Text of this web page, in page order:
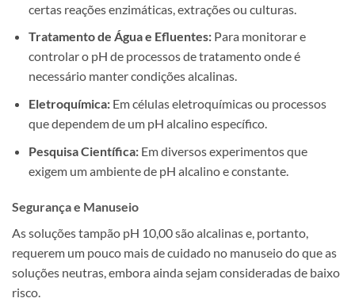
certas reações enzimáticas, extrações ou culturas.
Tratamento de Água e Efluentes:Para monitorar e
controlar o pH de processos de tratamento onde é
necessário manter condições alcalinas.
Eletroquímica:Em células eletroquímicas ou processos
que dependem de um pH alcalino específico.
Pesquisa Científica:Em diversos experimentos que
exigem um ambiente de pH alcalino e constante.
Segurança e Manuseio
As soluções tampão pH 10,00 são alcalinas e, portanto,
requerem um pouco mais de cuidado no manuseio do que as
soluções neutras, embora ainda sejam consideradas de baixo
risco.